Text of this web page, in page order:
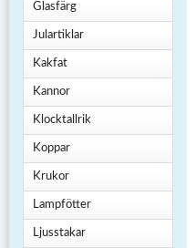
Glasfärg
Julartiklar
Kakfat
Kannor
Klocktallrik
Koppar
Krukor
Lampfötter
Ljusstakar